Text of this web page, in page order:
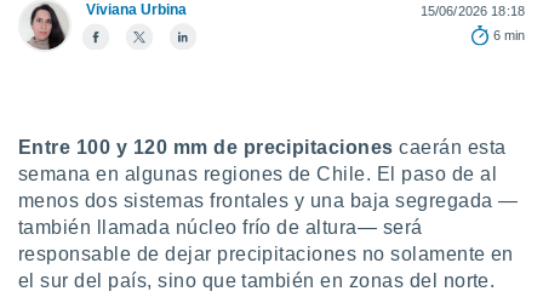
como
perfil
más
nuestra
y
Viviana Urbina
15/06/2026 18:18
6 min
Entre 100 y 120 mm de precipitacionescaerán esta
semana en algunas regiones de Chile. El paso de al
menos dos sistemas frontales y una baja segregada —
también llamada núcleo frío de altura— será
responsable de dejar precipitaciones no solamente en
el sur del país, sino que también en zonas del norte.